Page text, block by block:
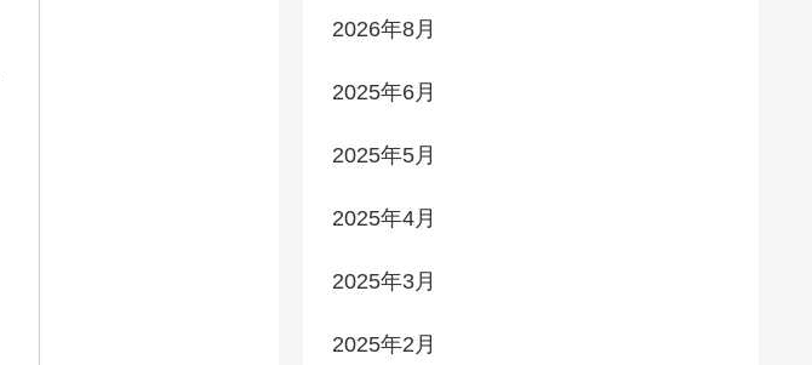
2026年8月
2025年6月
2025年5月
2025年4月
2025年3月
2025年2月